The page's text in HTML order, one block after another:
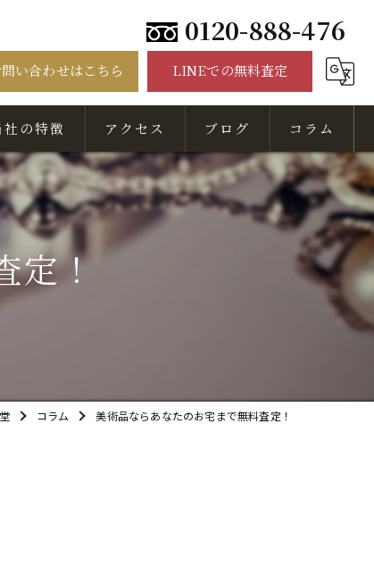
0120-888-476
い合わせはこちら LINEでの無料査定
社の特徴
品
術品
相談
アクセス ブログ コラム
定！
コラム 美術品ならあなたのお宅まで無料査定！